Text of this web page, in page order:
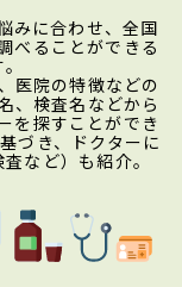
みに合わせ、全国
べることができる
医院の特徴などの
、検査名などから
を探すことができ
づき、ドクターに
など）も紹介。